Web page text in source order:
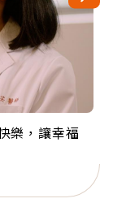
樂，讓幸福
「台灣是我
蛋黃哥小
才開始真
長羽球選
琴還登上小